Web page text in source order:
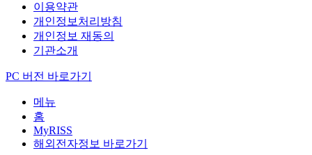
이용약관
개인정보처리방침
개인정보 재동의
기관소개
PC 버전 바로가기
메뉴
홈
MyRISS
해외전자정보 바로가기